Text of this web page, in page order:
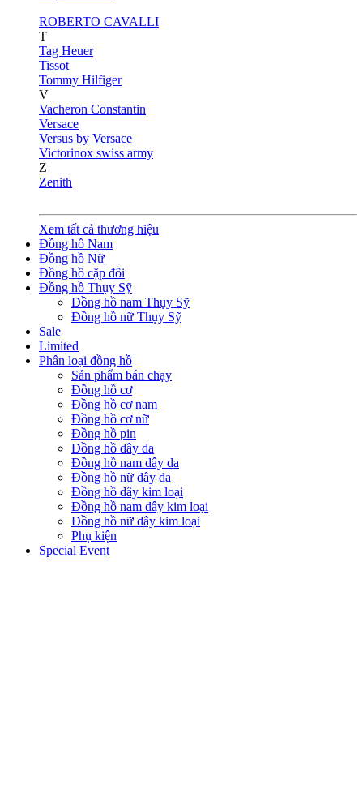
ROBERTO CAVALLI
T
Tag Heuer
Tissot
Tommy Hilfiger
V
Vacheron Constantin
Versace
Versus by Versace
Victorinox swiss army
Z
Zenith
Xem tất cả thương hiệu
Đồng hồ Nam
Đồng hồ Nữ
Đồng hồ cặp đôi
Đồng hồ Thụy Sỹ
Đồng hồ nam Thụy Sỹ
Đồng hồ nữ Thụy Sỹ
Sale
Limited
Phân loại đồng hồ
Sản phẩm bán chạy
Đồng hồ cơ
Đồng hồ cơ nam
Đồng hồ cơ nữ
Đồng hồ pin
Đồng hồ dây da
Đồng hồ nam dây da
Đồng hồ nữ dây da
Đồng hồ dây kim loại
Đồng hồ nam dây kim loại
Đồng hồ nữ dây kim loại
Phụ kiện
Special Event